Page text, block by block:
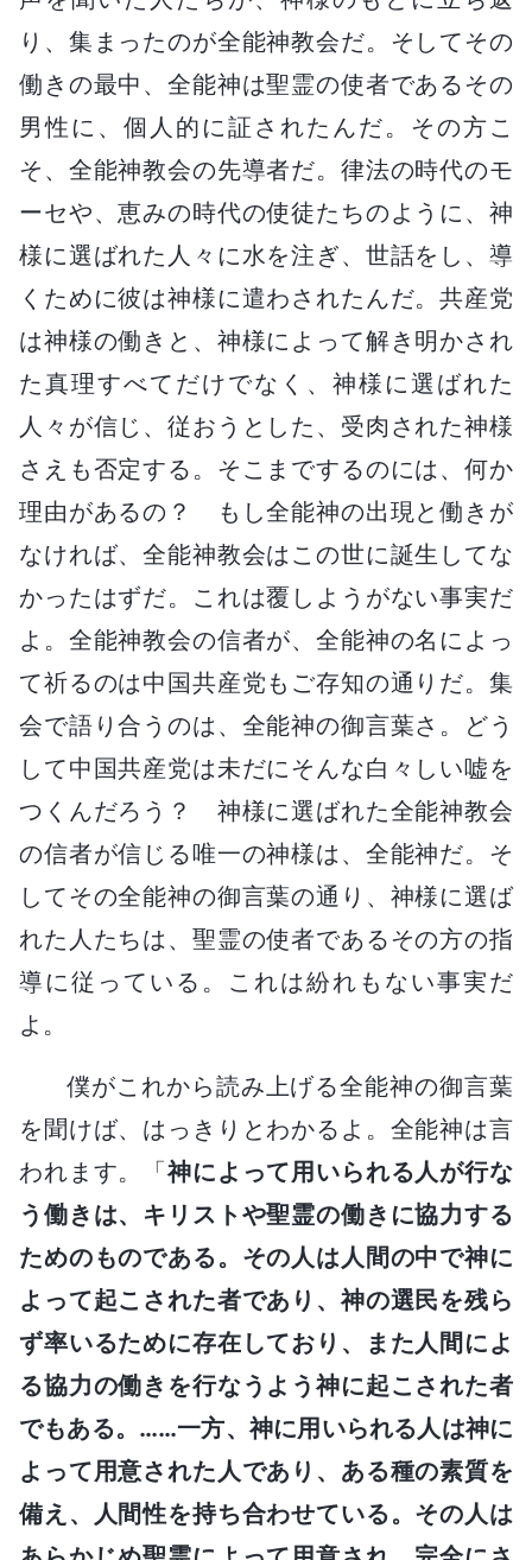
り、集まったのが全能神教会だ。そしてその
働きの最中、全能神は聖霊の使者であるその
男性に、個人的に証されたんだ。その方こ
そ、全能神教会の先導者だ。律法の時代のモ
ーセや、恵みの時代の使徒たちのように、神
様に選ばれた人々に水を注ぎ、世話をし、導
くために彼は神様に遣わされたんだ。共産党
は神様の働きと、神様によって解き明かされ
た真理すべてだけでなく、神様に選ばれた
人々が信じ、従おうとした、受肉された神様
さえも否定する。そこまでするのには、何か
理由があるの？ もし全能神の出現と働きが
なければ、全能神教会はこの世に誕生してな
かったはずだ。これは覆しようがない事実だ
よ。全能神教会の信者が、全能神の名によっ
て祈るのは中国共産党もご存知の通りだ。集
会で語り合うのは、全能神の御言葉さ。どう
して中国共産党は未だにそんな白々しい嘘を
つくんだろう？ 神様に選ばれた全能神教会
の信者が信じる唯一の神様は、全能神だ。そ
してその全能神の御言葉の通り、神様に選ば
れた人たちは、聖霊の使者であるその方の指
導に従っている。これは紛れもない事実だ
よ。
僕がこれから読み上げる全能神の御言葉
を聞けば、はっきりとわかるよ。全能神は言
われます。「神によって用いられる人が行な
う働きは、キリストや聖霊の働きに協力する
ためのものである。その人は人間の中で神に
よって起こされた者であり、神の選民を残ら
ず率いるために存在しており、また人間によ
る協力の働きを行なうよう神に起こされた者
でもある。……一方、神に用いられる人は神に
よって用意された人であり、ある種の素質を
備え、人間性を持ち合わせている。その人は